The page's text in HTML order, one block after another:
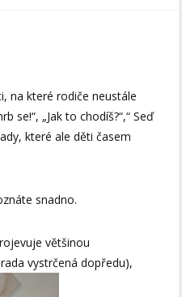
na které rodiče neustále
se!“, „Jak to chodíš?“,“ Seď
které ale děti časem
snadno.
většinou
vystrčená dopředu),